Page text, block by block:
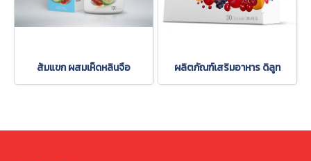
ส้มแขก ผสมเห็ดหลินจือ ผลิตภัณฑ์เสริมอาหาร ดิลูท